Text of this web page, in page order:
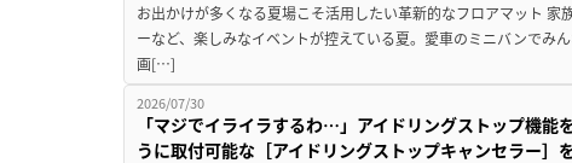
お出かけが多くなる夏場こそ活用したい革新的なフロアマット 家
ーなど、楽しみなイベントが控えている夏。愛車のミニバンでみ
画[…]
2026/07/30
「マジでイライラするわ…」アイドリングストップ機能
うに取付可能な［アイドリングストップキャンセラー］